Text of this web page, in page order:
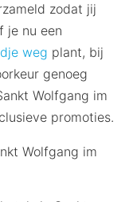
zodat jij
je nu een
weg plant, bij
genoeg
Wolfgang im
promoties.
Wolfgang im